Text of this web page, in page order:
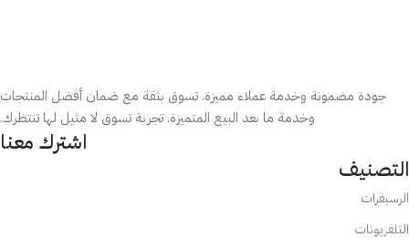
جودة مضمونة وخدمة عملاء مميزة. تسوق بثقة مع ضمان أفضل المنتجات
وخدمة ما بعد البيع المتميزة. تجربة تسوق لا مثيل لها تنتظرك.
اشترك معنا
التصنيف
الرسيفرات
التلفزيونات